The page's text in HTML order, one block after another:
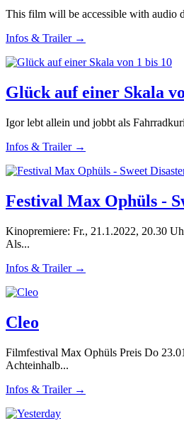
This film will be accessible with audio
Infos & Trailer →
Glück auf einer Skala
Igor lebt allein und jobbt als
Infos & Trailer →
Festival Max Ophüls -
Kinopremiere: Fr., 21.1.2022, 20.30
Als...
Infos & Trailer →
Cleo
Filmfestival Max Ophüls Preis Do
Achteinhalb...
Infos & Trailer →